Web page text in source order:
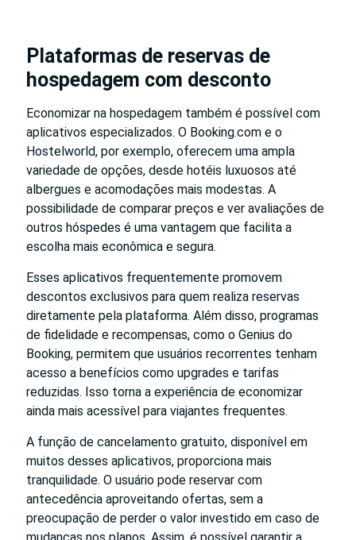
Plataformas de reservas de
hospedagem com desconto
Economizar na hospedagem também é possível com
aplicativos especializados. O Booking.com e o
Hostelworld, por exemplo, oferecem uma ampla
variedade de opções, desde hotéis luxuosos até
albergues e acomodações mais modestas. A
possibilidade de comparar preços e ver avaliações de
outros hóspedes é uma vantagem que facilita a
escolha mais econômica e segura.
Esses aplicativos frequentemente promovem
descontos exclusivos para quem realiza reservas
diretamente pela plataforma. Além disso, programas
de fidelidade e recompensas, como o Genius do
Booking, permitem que usuários recorrentes tenham
acesso a benefícios como upgrades e tarifas
reduzidas. Isso torna a experiência de economizar
ainda mais acessível para viajantes frequentes.
A função de cancelamento gratuito, disponível em
muitos desses aplicativos, proporciona mais
tranquilidade. O usuário pode reservar com
antecedência aproveitando ofertas, sem a
preocupação de perder o valor investido em caso de